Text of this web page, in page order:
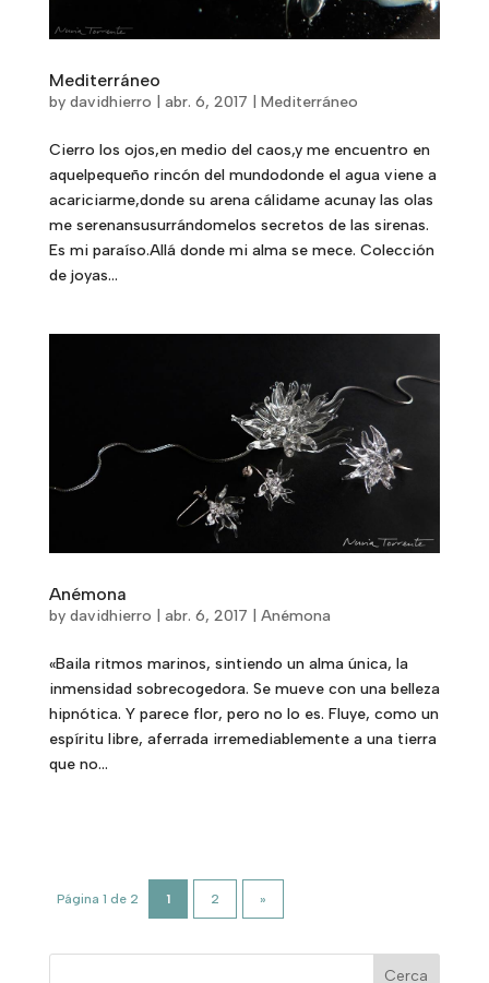
Mediterráneo
by davidhierro abr. 6, 2017 Mediterráneo
Cierro los ojos,en medio del caos,y me encuentro en
aquelpequeño rincón del mundodonde el agua viene a
acariciarme,donde su arena cálidame acunay las olas
me serenansusurrándomelos secretos de las sirenas.
Es mi paraíso.Allá donde mi alma se mece. Colección
de joyas...
Anémona
by davidhierro abr. 6, 2017 Anémona
«Baila ritmos marinos, sintiendo un alma única, la
inmensidad sobrecogedora. Se mueve con una belleza
hipnótica. Y parece flor, pero no lo es. Fluye, como un
espíritu libre, aferrada irremediablemente a una tierra
que no...
Página 1 de 2 1 2 »